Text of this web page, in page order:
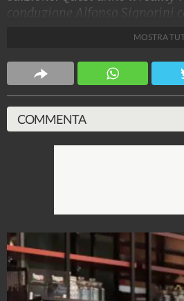
conduzione Alfonso Signorini
sono passati inosservati.
1.515.297.388-1.957 video-
MOSTRA
COMMENTA